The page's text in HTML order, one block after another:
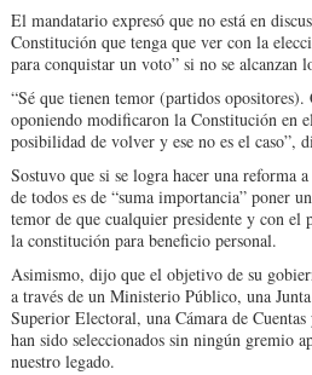
El mandatario expre­só que no está en
Constitución que tenga que ver con la
para conquistar un voto” si no se alcanzan
“Sé que tienen temor (partidos opositores).
oponiendo modificaron la Constitución en
po­sibilidad de volver y ese no es el caso”,
Sostuvo que si se lo­gra hacer una reforma
de todos es de “su­ma importancia” poner
temor de que cualquier presidente y con el
la constitución para beneficio personal.
Asimismo, dijo que el objetivo de su
a través de un Ministerio Público, una
Supe­rior Electoral, una Cámara de Cuentas
han sido seleccionados sin ningún gremio
nuestro legado.